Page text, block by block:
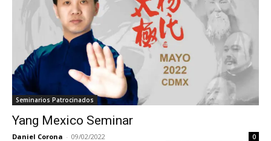
Seminarios Patrocinados
Yang Mexico Seminar
Daniel Corona - 09/02/2022 0